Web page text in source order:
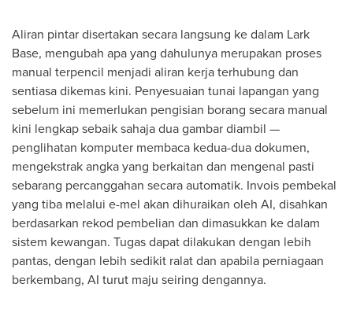
Aliran pintar disertakan secara langsung ke dalam Lark
Base, mengubah apa yang dahulunya merupakan proses
manual terpencil menjadi aliran kerja terhubung dan
sentiasa dikemas kini. Penyesuaian tunai lapangan yang
sebelum ini memerlukan pengisian borang secara manual
kini lengkap sebaik sahaja dua gambar diambil —
penglihatan komputer membaca kedua-dua dokumen,
mengekstrak angka yang berkaitan dan mengenal pasti
sebarang percanggahan secara automatik. Invois pembekal
yang tiba melalui e-mel akan dihuraikan oleh AI, disahkan
berdasarkan rekod pembelian dan dimasukkan ke dalam
sistem kewangan. Tugas dapat dilakukan dengan lebih
pantas, dengan lebih sedikit ralat dan apabila perniagaan
berkembang, AI turut maju seiring dengannya.